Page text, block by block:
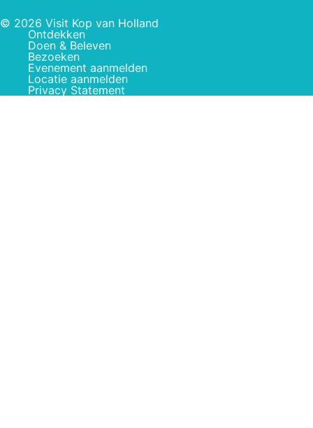
© 2026 Visit Kop van Holland
Ontdekken
Doen & Beleven
Bezoeken
Evenement aanmelden
Locatie aanmelden
Privacy Statement